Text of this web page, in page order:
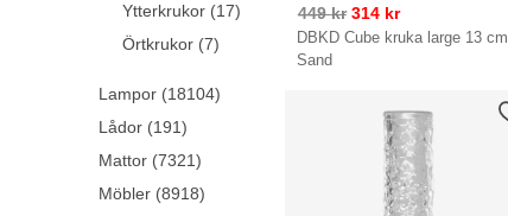
DBKD Cube kruka large 13 cm
Sand
449kr 314 kr
Ytterkrukor (17)
Örtkrukor (7)
Lampor (18104)
Lådor (191)
Mattor (7321)
Möbler (8918)